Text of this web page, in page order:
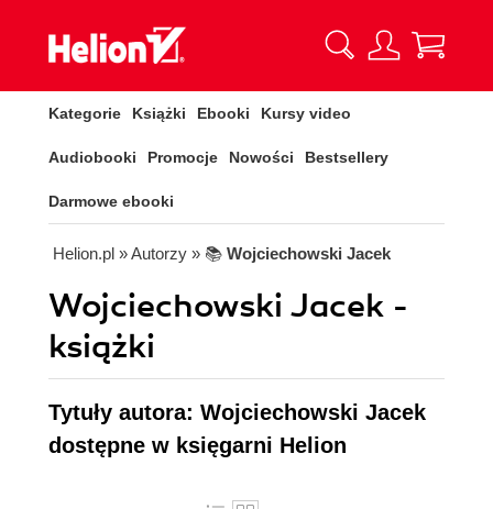
Kategorie Książki Ebooki Kursy video
Audiobooki Promocje Nowości Bestsellery
Darmowe ebooki
Helion.pl » Autorzy » 📚 Wojciechowski Jacek
Wojciechowski Jacek -
książki
Tytuły autora: Wojciechowski Jacek
dostępne w księgarni Helion